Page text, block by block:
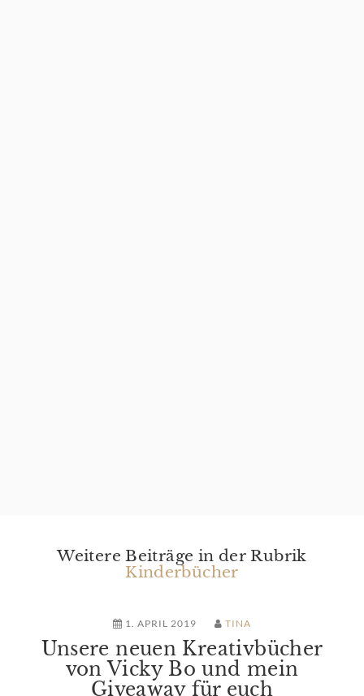
Weitere Beiträge in der Rubrik
Kinderbücher
1. APRIL 2019 TINA
Unsere neuen Kreativbücher
von Vicky Bo und mein
Giveaway für euch